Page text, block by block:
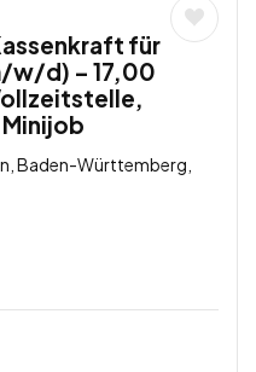
für
w/d) – 17,00
Baden-Württemberg,